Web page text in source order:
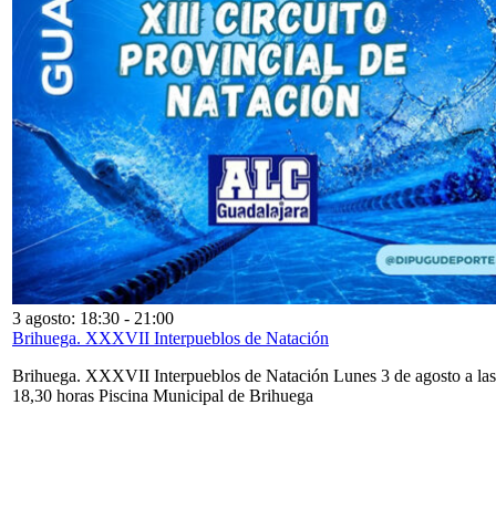
3 agosto: 18:30 - 21:00
Brihuega. XXXVII Interpueblos de Natación
Brihuega. XXXVII Interpueblos de Natación Lunes 3 de agosto a las
18,30 horas Piscina Municipal de Brihuega